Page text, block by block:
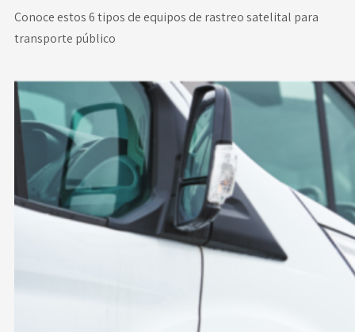
Conoce estos6 tipos de equipos de rastreo satelital para
transporte público